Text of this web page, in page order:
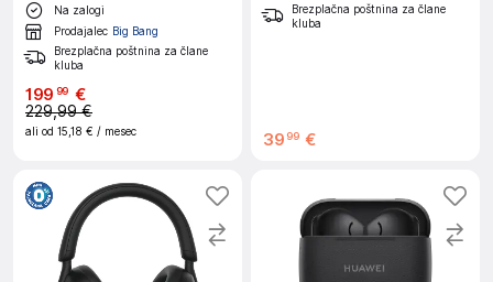
Na zalogi
Prodajalec Big Bang
Brezplačna poštnina za člane
kluba
199 99 €
229,99 €
ali od 15,18 € / mesec
Brezplačna poštnina za člane
kluba
39 99 €